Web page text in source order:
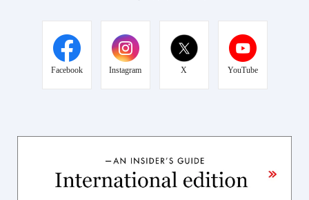
Facebook Instagram X YouTube